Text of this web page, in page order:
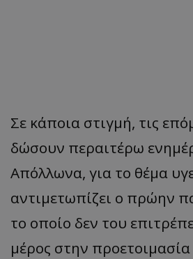
Σε κάποια στιγμή, τις
δώσουν περαιτέρω
Απόλλωνα, για το θέμα
αντιμετωπίζει ο πρώην
το οποίο δεν του
μέρος στην